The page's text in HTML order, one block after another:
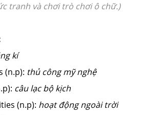
tranh và chơi trò chơi ô chữ.)
kí
(n.p): thủ công mỹ nghệ
câu lạc bộ kịch
(n.p): hoạt động ngoài trời